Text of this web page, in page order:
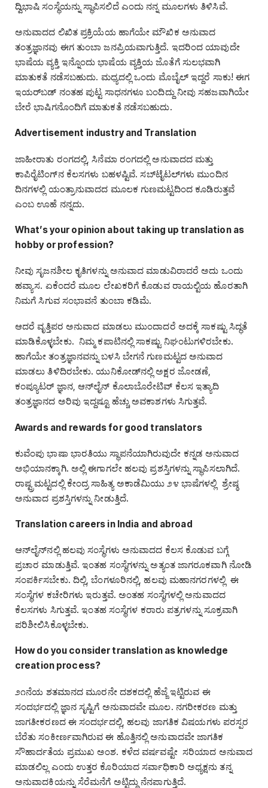
ದ್ವಿಭಾಷಿ ಸಂಸ್ಥೆಯನ್ನು ಸ್ಥಾಪಿಸಲಿದೆ ಎಂದು ನನ್ನ ಮೂಲಗಳು ತಿಳಿಸಿವೆ.
ಅನುವಾದದ ಲಿಖಿತ ಪ್ರಕ್ರಿಯೆಯ ಹಾಗೆಯೇ ಮೌಖಿಕ ಅನುವಾದ
ತಂತ್ರಜ್ಞಾನವು ಈಗ ತುಂಬಾ ಜನಪ್ರಿಯವಾಗುತ್ತಿದೆ. ಇದರಿಂದ ಯಾವುದೇ
ಭಾಷೆಯ ವ್ಯಕ್ತಿ ಇನ್ನೊಂದು ಭಾಷೆಯ ವ್ಯಕ್ತಿಯ ಜೊತೆಗೆ ಸುಲಭವಾಗಿ
ಮಾತುಕತೆ ನಡೆಸಬಹುದು. ಮಧ್ಯದಲ್ಲಿ ಒಂದು ಮೊಬೈಲ್‌ ಇದ್ದರೆ ಸಾಕು! ಈಗ
ಇಯರ್‌ಬಡ್‌ ನಂತಹ ಪುಟ್ಟ ಸಾಧನಗಳೂ ಬಂದಿದ್ದು ನೀವು ಸಹಜವಾಗಿಯೇ
ಬೇರೆ ಭಾಷಿಗನೊಂದಿಗೆ ಮಾತುಕತೆ ನಡೆಸಬಹುದು.
Advertisement industry and Translation
ಜಾಹೀರಾತು ರಂಗದಲ್ಲಿ, ಸಿನೆಮಾ ರಂಗದಲ್ಲಿ ಅನುವಾದದ ಮತ್ತು
ಕಾಪಿರೈಟಿಂಗ್‌ನ ಕೆಲಸಗಳು ಬಹಳಷ್ಟಿವೆ. ಸಬ್‌ಟೈಟಲ್‌ಗಳು ಮುಂದಿನ
ದಿನಗಳಲ್ಲಿ ಯಂತ್ರಾನುವಾದದ ಮೂಲಕ ಗುಣಮಟ್ಟದಿಂದ ಕೂಡಿರುತ್ತವೆ
ಎಂಬ ಊಹೆ ನನ್ನದು.
What’s your opinion about taking up translation as
hobby or profession?
ನೀವು ಸೃಜನಶೀಲ ಕೃತಿಗಳನ್ನು ಅನುವಾದ ಮಾಡುವಿರಾದರೆ ಅದು ಒಂದು
ಹವ್ಯಾಸ. ಏಕೆಂದರೆ ಮೂಲ ಲೇಖಕರಿಗೆ ಕೊಡುವ ರಾಯಲ್ಟಿಯ ಹೊರತಾಗಿ
ನಿಮಗೆ ಸಿಗುವ ಸಂಭಾವನೆ ತುಂಬಾ ಕಡಿಮೆ.
ಆದರೆ ವೃತ್ತಿಪರ ಅನುವಾದ ಮಾಡಲು ಮುಂದಾದರೆ ಅದಕ್ಕೆ ಸಾಕಷ್ಟು ಸಿದ್ಧತೆ
ಮಾಡಿಕೊಳ್ಳಬೇಕು. ನಿಮ್ಮ ಕಪಾಟಿನಲ್ಲಿ ಸಾಕಷ್ಟು ನಿಘಂಟುಗಳಿರಬೇಕು.
ಹಾಗೆಯೇ ತಂತ್ರಜ್ಞಾನವನ್ನು ಬಳಸಿ ಬೇಗನೆ ಗುಣಮಟ್ಟದ ಅನುವಾದ
ಮಾಡಲು ತಿಳಿದಿರಬೇಕು. ಯುನಿಕೋಡ್‌ನಲ್ಲಿ ಅಕ್ಷರ ಜೋಡಣೆ,
ಕಂಪ್ಯೂಟರ್‌ ಜ್ಞಾನ, ಆನ್‌ಲೈನ್‌ ಕೊಲಾಬೊರೇಟಿವ್‌ ಕೆಲಸ ಇತ್ಯಾದಿ
ತಂತ್ರಜ್ಞಾನದ ಅರಿವು ಇದ್ದಷ್ಟೂ ಹೆಚ್ಚು ಅವಕಾಶಗಳು ಸಿಗುತ್ತವೆ.
Awards and rewards for good translators
ಕುವೆಂಪು ಭಾಷಾ ಭಾರತಿಯು ಸ್ಥಾಪನೆಯಾಗಿರುವುದೇ ಕನ್ನಡ ಅನುವಾದ
ಅಭಿಯಾನಕ್ಕಾಗಿ. ಅಲ್ಲಿ ಈಗಾಗಲೇ ಹಲವು ಪ್ರಶಸ್ತಿಗಳನ್ನು ಸ್ಥಾಪಿಸಲಾಗಿದೆ.
ರಾಷ್ಟ್ರಮಟ್ಟದಲ್ಲಿ ಕೇಂದ್ರ ಸಾಹಿತ್ಯ ಅಕಾಡೆಮಿಯು ೨೪ ಭಾಷೆಗಳಲ್ಲಿ ಶ್ರೇಷ್ಠ
ಅನುವಾದ ಪ್ರಶಸ್ತಿಗಳನ್ನು ನೀಡುತ್ತಿದೆ.
Translation careers in India and abroad
ಆನ್‌ಲೈನ್‌ನಲ್ಲಿ ಹಲವು ಸಂಸ್ಥೆಗಳು ಅನುವಾದದ ಕೆಲಸ ಕೊಡುವ ಬಗ್ಗೆ
ಪ್ರಚಾರ ಮಾಡುತ್ತಿವೆ. ಇಂತಹ ಸಂಸ್ಥೆಗಳನ್ನು ಅತ್ಯಂತ ಜಾಗರೂಕವಾಗಿ ನೋಡಿ
ಸಂಪರ್ಕಿಸಬೇಕು. ದಿಲ್ಲಿ, ಬೆಂಗಳೂರಿನಲ್ಲಿ, ಹಲವು ಮಹಾನಗರಗಳಲ್ಲಿ ಈ
ಸಂಸ್ಥೆಗಳ ಕಚೇರಿಗಳು ಇರುತ್ತವೆ. ಅಂತಹ ಸಂಸ್ಥೆಗಳಲ್ಲಿ ಅನುವಾದದ
ಕೆಲಸಗಳು ಸಿಗುತ್ತವೆ. ಇಂತಹ ಸಂಸ್ಥೆಗಳ ಕರಾರು ಪತ್ರಗಳನ್ನು ಸೂಕ್ರವಾಗಿ
ಪರಿಶೀಲಿಸಿಕೊಳ್ಳಬೇಕು.
How do you consider translation as knowledge
creation process?
೨೧ನೆಯ ಶತಮಾನದ ಮೂರನೇ ದಶಕದಲ್ಲಿ ಹೆಜ್ಜೆ ಇಟ್ಟಿರುವ ಈ
ಸಂದರ್ಭದಲ್ಲಿ ಜ್ಞಾನ ಸೃಷ್ಟಿಗೆ ಅನುವಾದವೇ ಮೂಲ. ನಗರೀಕರಣ ಮತ್ತು
ಜಾಗತೀಕರಣದ ಈ ಸಂದರ್ಭದಲ್ಲಿ, ಹಲವು ಜಾಗತಿಕ ವಿಷಯಗಳು ಪರಸ್ಪರ
ಬೆರೆತು ಸಂಕೀರ್ಣವಾಗಿರುವ ಈ ಹೊತ್ತಿನಲ್ಲಿ ಅನುವಾದವೇ ಜಾಗತಿಕ
ಸೌಹಾರ್ದತೆಯ ಪ್ರಮುಖ ಅಂಶ. ಕಳೆದ ವರ್ಷವಷ್ಟೇ ಸರಿಯಾದ ಅನುವಾದ
ಮಾಡಲಿಲ್ಲ ಎಂದು ಉತ್ತರ ಕೊರಿಯಾದ ಸರ್ವಾಧಿಕಾರಿ ಅಧ್ಯಕ್ಷನು ತನ್ನ
ಅನುವಾದಕಿಯನ್ನು ಸೆರೆಮನೆಗೆ ಅಟ್ಟಿದ್ದು ನೆನಪಾಗುತ್ತಿದೆ.